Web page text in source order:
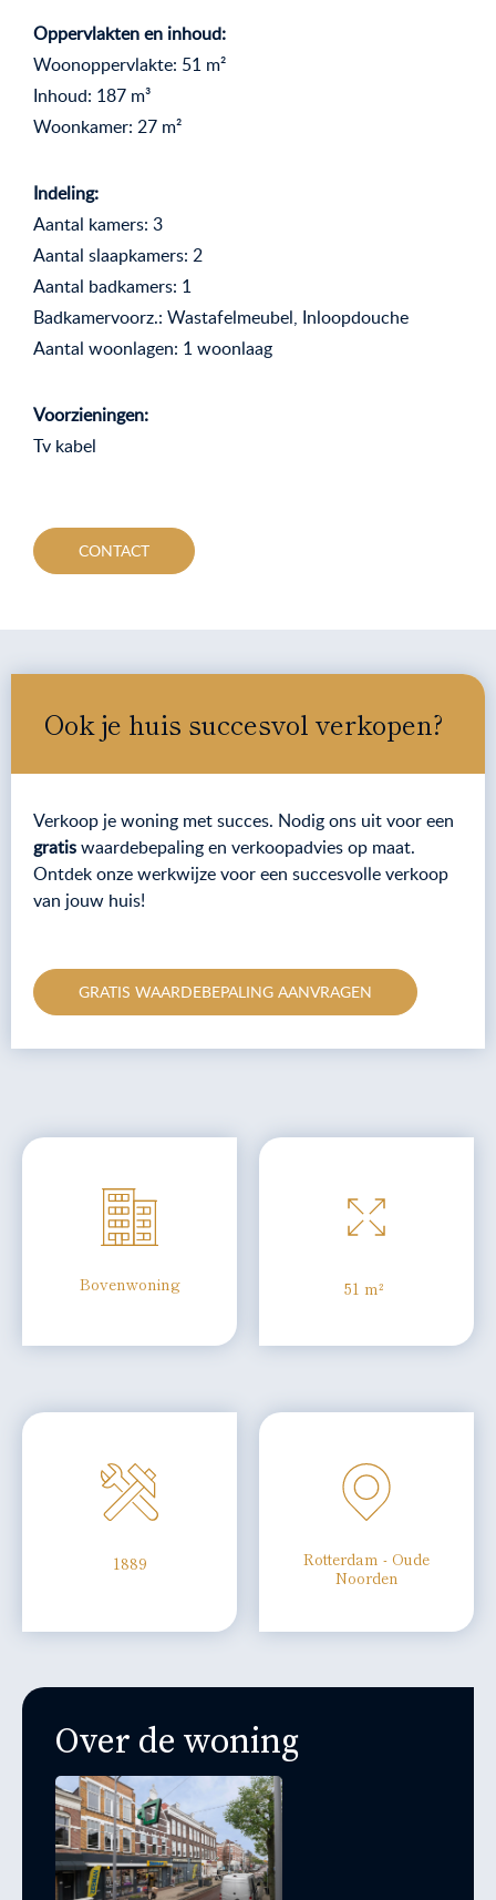
Oppervlakten en inhoud:
Woonoppervlakte: 51 m²
Inhoud: 187 m³
Woonkamer: 27 m²
Indeling:
Aantal kamers: 3
Aantal slaapkamers: 2
Aantal badkamers: 1
Badkamervoorz.: Wastafelmeubel, Inloopdouche
Aantal woonlagen: 1 woonlaag
Voorzieningen:
Tv kabel
CONTACT
Bovenwoning 51 m²
1889
Rotterdam - Oude
Noorden
Over de woning
Ook je huis succesvol verkopen?
Verkoop je woning met succes. Nodig ons uit voor een
gratiswaardebepaling en verkoopadvies op maat.
Ontdek onze werkwijze voor een succesvolle verkoop
van jouw huis!
GRATIS WAARDEBEPALING AANVRAGEN